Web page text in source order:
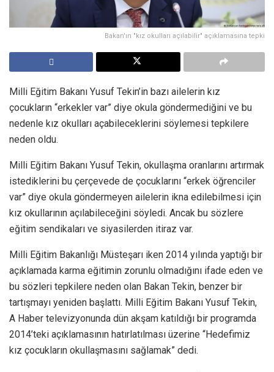
Bakan'ın "kız okulları açılabilir" açıklamasına tepki
Milli Eğitim Bakanı Yusuf Tekin’in bazı ailelerin kız
çocukların “erkekler var” diye okula göndermediğini ve bu
nedenle kız okulları açabileceklerini söylemesi tepkilere
neden oldu.
Milli Eğitim Bakanı Yusuf Tekin, okullaşma oranlarını artırmak
istediklerini bu çerçevede de çocuklarını “erkek öğrenciler
var” diye okula göndermeyen ailelerin ikna edilebilmesi için
kız okullarının açılabileceğini söyledi. Ancak bu sözlere
eğitim sendikaları ve siyasilerden itiraz var.
Milli Eğitim Bakanlığı Müsteşarı iken 2014 yılında yaptığı bir
açıklamada karma eğitimin zorunlu olmadığını ifade eden ve
bu sözleri tepkilere neden olan Bakan Tekin, benzer bir
tartışmayı yeniden başlattı. Milli Eğitim Bakanı Yusuf Tekin,
A Haber televizyonunda dün akşam katıldığı bir programda
2014’teki açıklamasının hatırlatılması üzerine “Hedefimiz
kız çocukların okullaşmasını sağlamak” dedi.